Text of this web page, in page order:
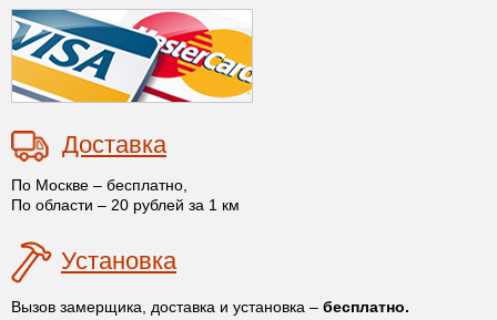
Доставка
По Москве – бесплатно,
По области – 20 рублей за 1 км
Установка
Вызов замерщика, доставка и установка – бесплатно.